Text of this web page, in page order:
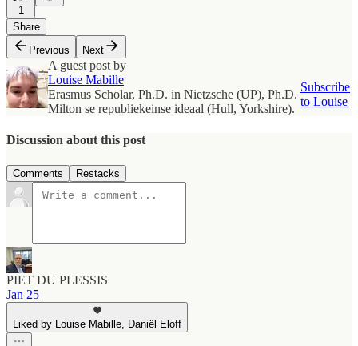
1
Share
Previous
Next
A guest post by
Louise Mabille
Erasmus Scholar, Ph.D. in Nietzsche (UP), Ph.D.
Milton se republiekeinse ideaal (Hull, Yorkshire).
Subscribe
to Louise
Discussion about this post
Comments Restacks
PIET DU PLESSIS
Jan 25
Liked by Louise Mabille, Daniël Eloff